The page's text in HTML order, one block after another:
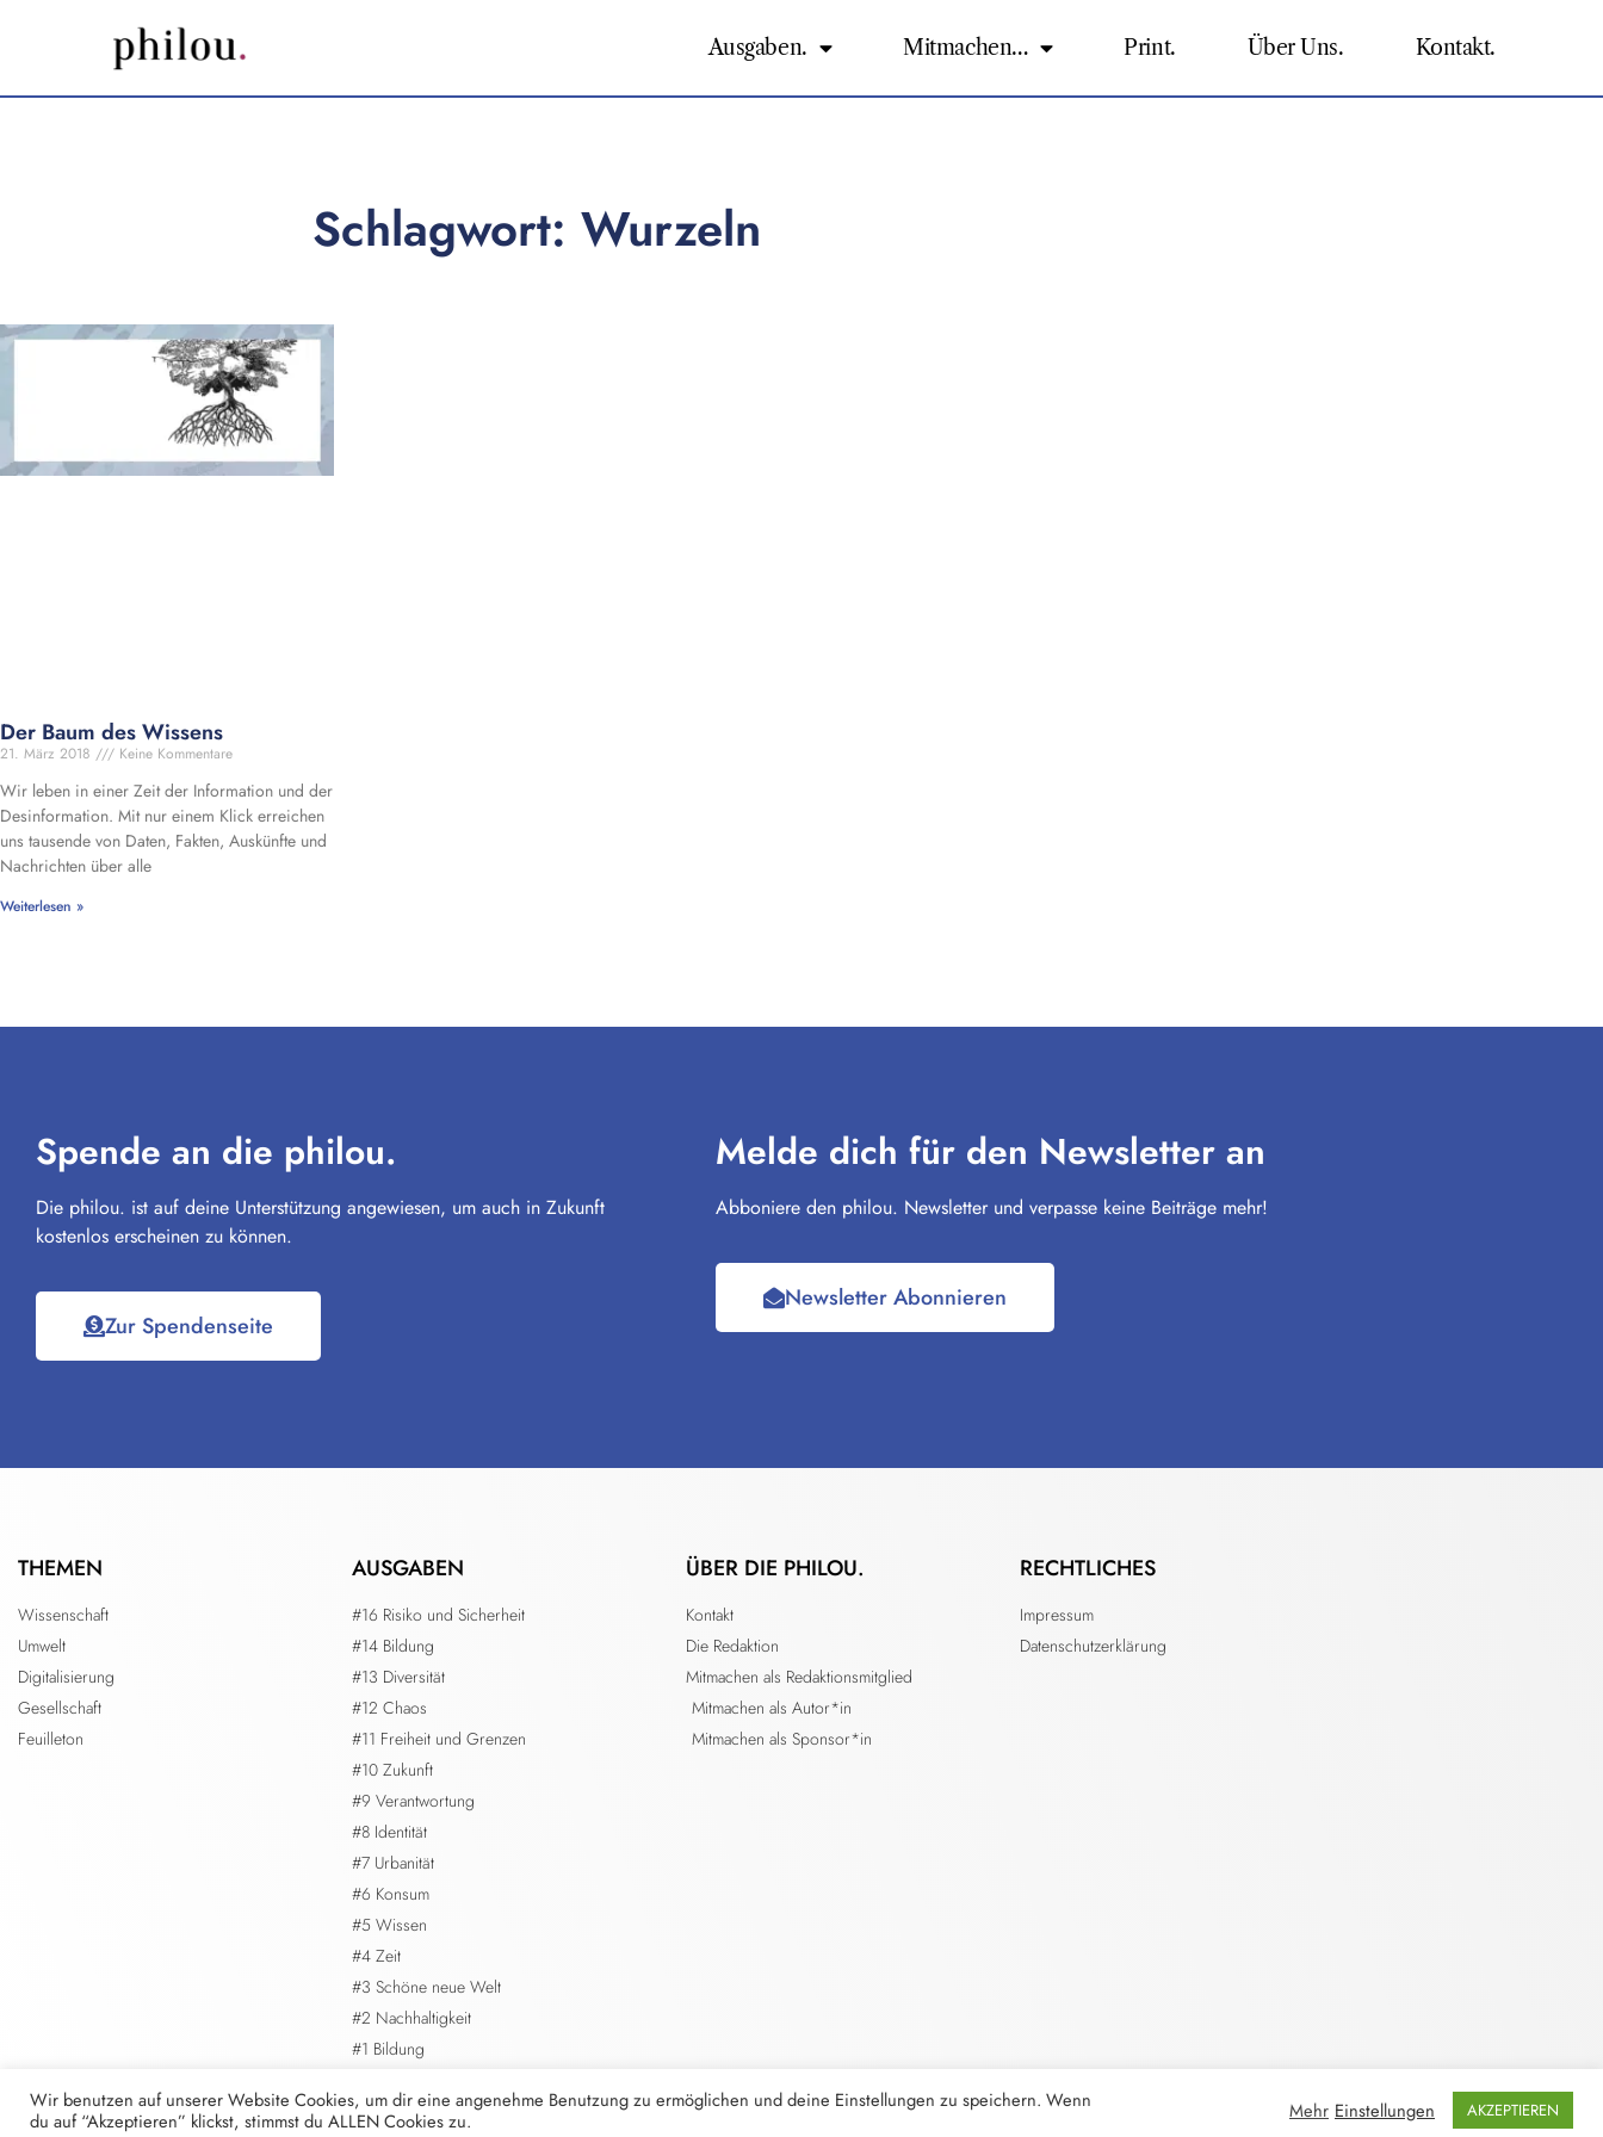
Ausgaben. Mitmachen… Print. Über Uns. Kontakt.
Schlagwort: Wurzeln
Der Baum des Wissens
21. März 2018 Keine Kommentare
Wir leben in einer Zeit der Information und der
Desinformation. Mit nur einem Klick erreichen
uns tausende von Daten, Fakten, Auskünfte und
Nachrichten über alle
Weiterlesen »
Spende an die philou.
Die philou. ist auf deine Unterstützung angewiesen, um auch in Zukunft
kostenlos erscheinen zu können.
Zur Spendenseite
Melde dich für den Newsletter an
Abboniere den philou. Newsletter und verpasse keine Beiträge mehr!
Newsletter Abonnieren
THEMEN
Wissenschaft
Umwelt
Digitalisierung
Gesellschaft
Feuilleton
AUSGABEN
#16 Risiko und Sicherheit
#14 Bildung
#13 Diversität
#12 Chaos
#11 Freiheit und Grenzen
#10 Zukunft
#9 Verantwortung
#8 Identität
#7 Urbanität
#6 Konsum
#5 Wissen
#4 Zeit
#3 Schöne neue Welt
#2 Nachhaltigkeit
#1 Bildung
ÜBER DIE PHILOU.
Kontakt
Die Redaktion
Mitmachen als Redaktionsmitglied
Mitmachen als Autor*in
Mitmachen als Sponsor*in
RECHTLICHES
Impressum
Datenschutzerklärung
Wir benutzen auf unserer Website Cookies, um dir eine angenehme Benutzung zu ermöglichen und deine Einstellungen zu speichern. Wenn
du auf “Akzeptieren” klickst, stimmst du ALLEN Cookies zu.
Mehr Einstellungen AKZEPTIEREN